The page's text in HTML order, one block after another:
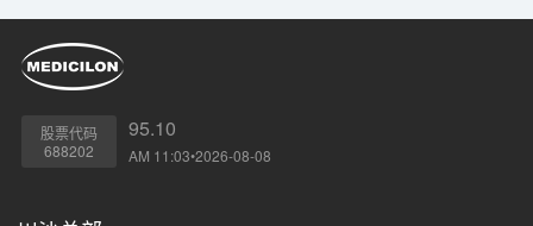
股票代码
688202
95.10
AM 11:03•2026-08-08